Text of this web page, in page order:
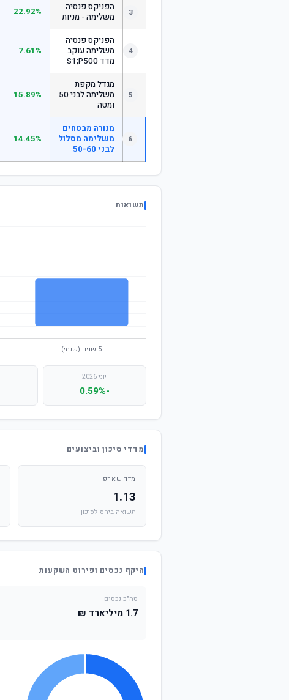
3
הפניקס פנסיה
משלימה - מניות
22.92%
4
הפניקס פנסיה
משלימה עוקב
מדד S1;P500
7.61%
5
מגדל מקפת
משלימה לבני 50
ומטה
15.89%
6
מנורה מבטחים
משלימה מסלול
לבני 50-60
14.45%
תשואות
יוני 2026
-0.59%
מדדי סיכון וביצועים
מדד שארפ
1.13
תשואה ביחס לסיכון
היקף נכסים ופירוט השקעות
סה"כ נכסים
1.7 מיליארד ₪